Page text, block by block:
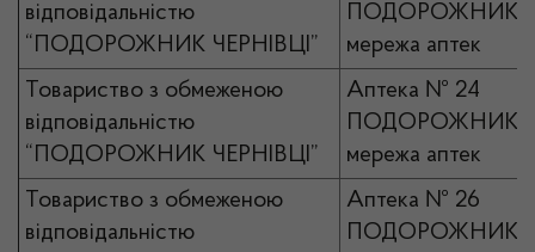
відповідальністю
“ПОДОРОЖНИК ЧЕРНІВЦІ”
ПОДОРОЖНИК
мережа аптек
Товариство з обмеженою
відповідальністю
“ПОДОРОЖНИК ЧЕРНІВЦІ”
Аптека № 24
ПОДОРОЖНИК
мережа аптек
Товариство з обмеженою
відповідальністю
Аптека № 26
ПОДОРОЖНИК